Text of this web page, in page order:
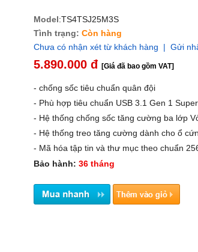
Model:TS4TSJ25M3S
Tình trạng: Còn hàng
Chưa có nhận xét từ khách hàng | Gửi
5.890.000 đ [Giá đã bao gồm VAT]
- chống sốc tiêu chuẩn quân đội
- Phù hợp tiêu chuẩn USB 3.1 Gen 1
- Hệ thống chống sốc tăng cường ba lớp
- Hệ thống treo tăng cường dành cho ổ
- Mã hóa tập tin và thư mục theo chuẩn
Bảo hành: 36 tháng